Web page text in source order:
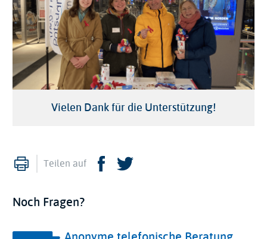
Vielen Dank für die Unterstützung!
Drucken
Teilen auf Facebook
Noch Fragen?